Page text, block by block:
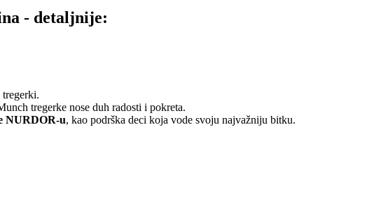
- detaljnije:
tregerke nose duh radosti i pokreta.
NURDOR-u, kao podrška deci koja vode svoju najvažniju bitku.